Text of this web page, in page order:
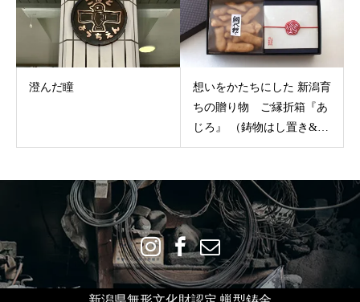
澄んだ瞳
想いをかたちにした 新潟育
ちの贈り物 ご縁折箱『あ
じろ』 （鋳物はし置き&網
代焼ギフトBOX）